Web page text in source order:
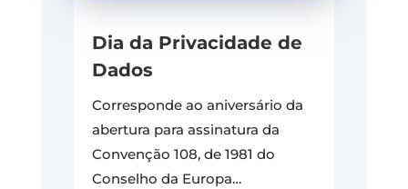
Dia da Privacidade de
Dados
Corresponde ao aniversário da
abertura para assinatura da
Convenção 108, de 1981 do
Conselho da Europa…